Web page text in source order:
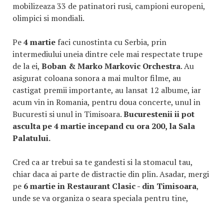
mobilizeaza 33 de patinatori rusi, campioni europeni,
olimpici si mondiali.
Pe4 martie faci cunostinta cu Serbia, prin
intermediului uneia dintre cele mai respectate trupe
de la ei, Boban & Marko Markovic Orchestra. Au
asigurat coloana sonora a mai multor filme, au
castigat premii importante, au lansat 12 albume, iar
acum vin in Romania, pentru doua concerte, unul in
Bucuresti si unul in Timisoara.Bucurestenii ii pot
asculta pe 4 martie incepand cu ora 200, la Sala
Palatului.
Cred ca ar trebui sa te gandesti si la stomacul tau,
chiar daca ai parte de distractie din plin. Asadar, mergi
pe 6 martie in Restaurant Clasic - din Timisoara,
unde se va organiza o seara speciala pentru tine,